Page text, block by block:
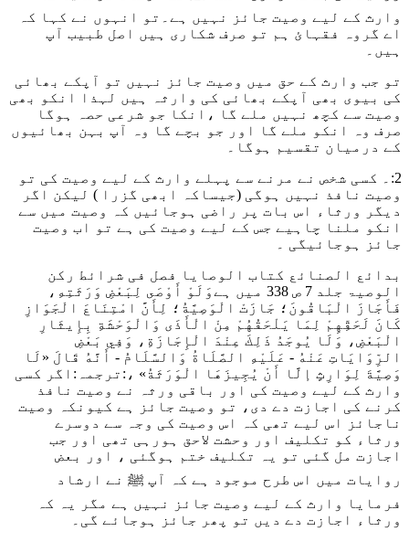
وارث کے لیے وصیت جائز نہیں ہے۔تو انہوں نے کہا کہ
اے گروہ فقہائ ہم تو صرف شکاری ہیں اصل طبیب آپ
ہیں۔
تو جب وارث کے حق میں وصیت جائز نہیں تو آپکے بھائی
کی بیوی بھی آپکے بھائی کی وارثہ ہیں لہذا انکو بھی
وصیت سے کچھ نہیں ملے گا ،انکا جو شرعی حصہ ہوگا
صرف وہ انکو ملے گا اور جو بچے گا وہ آپ بہن بھائیوں
کے درمیان تقسیم ہوگا۔
2:۔ کسی شخص نے مرنے سے پہلے وارث کے لیے وصیت کی تو
وصیت نافذ نہیں ہوگی (جیساکہ ابھی گزرا ) لیکن اگر
دیگر ورثاء اس بات پر راضی ہوجائیں کہ وصیت میں سے
انکو ملنا چاہیے جس کے لیے وصیت کی ہے تو اب وصیت
جائز ہوجائیگی ۔
بدائع الصنائع کتاب الوصایا فصل فی شرائط رکن
الوصیۃ جلد 7 ص 338 میں ہے
وَلَوْ أَوْصَى لِبَعْضِ وَرَثَتِهِ،
فَأَجَازَ الْبَاقُونَ؛ جَازَتْ الْوَصِيَّةُ؛ لِأَنَّ امْتِنَاعَ الْجَوَازِ
كَانَ لَحَقِّهِمْ لِمَا يَلْحَقُهُمْ مِنْ الْأَذَى وَالْوَحْشَةِ بِإِيثَارِ
الْبَعْضِ، وَلَا يُوجَدُ ذَلِكَ عِنْدَ الْإِجَازَةِ، وَفِي بَعْضِ
الرِّوَايَاتِ عَنْهُ - عَلَيْهِ الصَّلَاةُ وَالسَّلَامُ - أَنَّهُ قَالَ «لَا
وَصِيَّةَ لِوَارِثٍ إلَّا أَنْ يُجِيزَهَا الْوَرَثَةُ» ،: ترجمہ:اگر کسی
وارث کے لیے وصیت کی اور باقی ورثہ نے وصیت نافذ
کرنے کی اجازت دے دی، تو وصیت جائز ہے کیونکہ وصیت
ناجائز اس لیے تھی کہ اس وصیت کی وجہ سے دوسرے
ورثاء کو تکلیف اور وحشت لاحق ہورہی تھی اور جب
اجازت مل گئی تو یہ تکلیف ختم ہوگئی ، اور بعض
روایات میں اس طرح موجود ہے کہ آپ ﷺ نے ارشاد
فرمایا وارث کے لیے وصیت جائز نہیں ہے مگر یہ کہ
ورثاء اجازت دے دیں تو پھر جائز ہوجائے گی۔